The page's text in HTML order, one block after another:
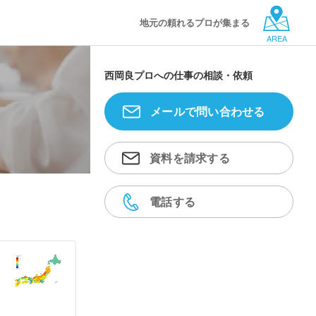
地元の頼れるプロが集まる
AREA
西岡良プロへの仕事の相談・依頼
メールで問い合わせる
資料を請求する
電話する